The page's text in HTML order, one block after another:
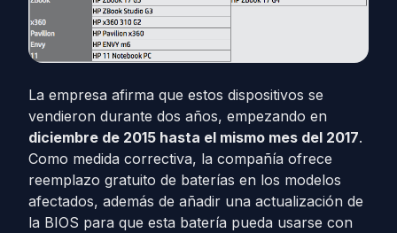
La empresa afirma que estos dispositivos se
vendieron durante dos años, empezando en
diciembre de 2015 hasta el mismo mes del 2017.
Como medida correctiva, la compañía ofrece
reemplazo gratuito de baterías en los modelos
afectados, además de añadir una actualización de
la BIOS para que esta batería pueda usarse con